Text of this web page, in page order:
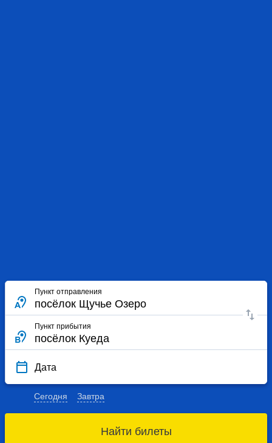
Пункт отправления
Пункт прибытия
Дата
Сегодня Завтра
Найти билеты